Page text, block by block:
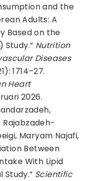
and the
Adults: A
Based on the
Study.” Nutrition
Diseases
1714–27.
Heart
2026.
Rajabzadeh-
Maryam Najafi,
Between
With Lipid
Study.” Scientific